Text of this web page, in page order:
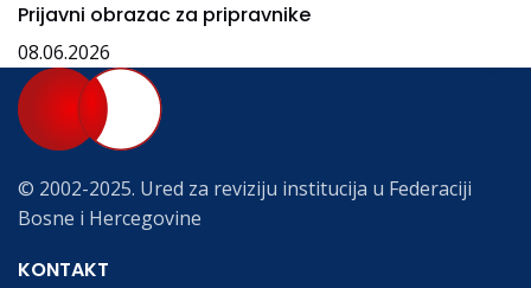
Prijavni obrazac za pripravnike
08.06.2026
© 2002-2025. Ured za reviziju institucija u Federaciji
Bosne i Hercegovine
KONTAKT